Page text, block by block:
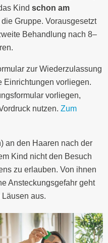
Kind schon am
Gruppe. Vorausgesetzt
Behandlung nach 8–
zur Wiederzulassung
Einrichtungen vorliegen.
vorliegen,
nutzen. Zum
an den Haaren nach der
Kind nicht den Besuch
zu erlauben. Von ihnen
Ansteckungsgefahr geht
aus.